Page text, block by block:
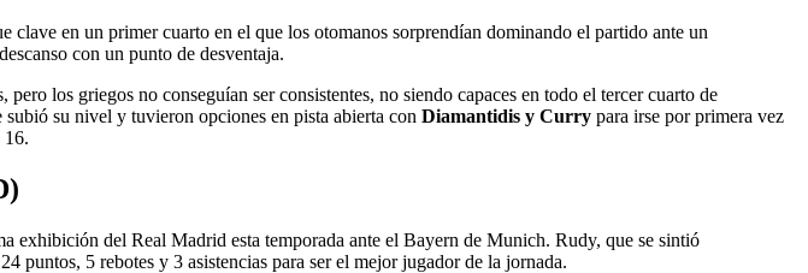
clave en un primer cuarto en el que los otomanos sorprendían dominando el partido ante un
con un punto de desventaja.
los griegos no conseguían ser consistentes, no siendo capaces en todo el tercer cuarto de
su nivel y tuvieron opciones en pista abierta con Diamantidis y Curry para irse por primera vez
16.
exhibición del Real Madrid esta temporada ante el Bayern de Munich. Rudy, que se sintió
puntos, 5 rebotes y 3 asistencias para ser el mejor jugador de la jornada.